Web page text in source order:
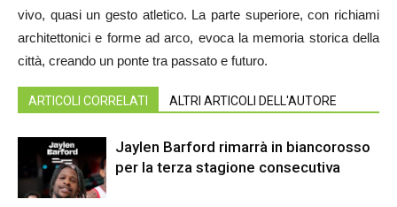
vivo, quasi un gesto atletico. La parte superiore, con richiami
architettonici e forme ad arco, evoca la memoria storica della
città, creando un ponte tra passato e futuro.
ARTICOLI CORRELATI ALTRI ARTICOLI DELL'AUTORE
Jaylen Barford rimarrà in biancorosso
per la terza stagione consecutiva